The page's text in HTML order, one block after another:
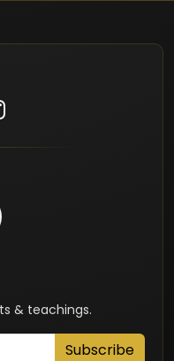
& teachings.
Subscribe